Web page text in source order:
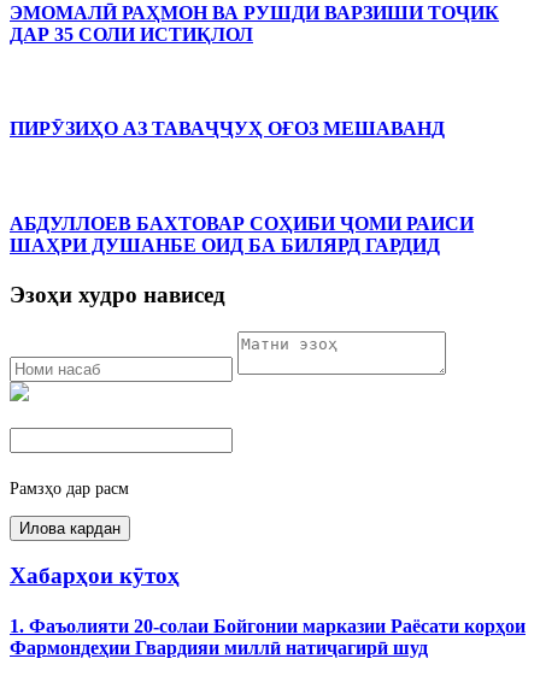
ЭМОМАЛӢ РАҲМОН ВА РУШДИ ВАРЗИШИ ТОҶИК
ДАР 35 СОЛИ ИСТИҚЛОЛ
ПИРӮЗИҲО АЗ ТАВАҶҶУҲ ОҒОЗ МЕШАВАНД
АБДУЛЛОЕВ БАХТОВАР СОҲИБИ ҶОМИ РАИСИ
ШАҲРИ ДУШАНБЕ ОИД БА БИЛЯРД ГАРДИД
Эзоҳи худро нависед
Рамзҳо дар расм
Хабарҳои кӯтоҳ
1. Фаъолияти 20-солаи Бойгонии марказии Раёсати корҳои
Фармондеҳии Гвардияи миллӣ натиҷагирӣ шуд